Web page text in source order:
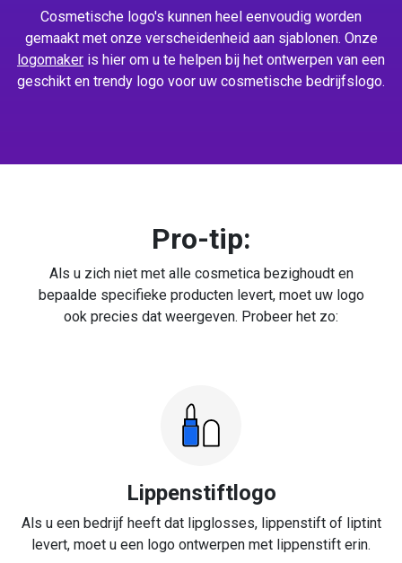
Cosmetische logo's kunnen heel eenvoudig worden
gemaakt met onze verscheidenheid aan sjablonen. Onze
logomaker is hier om u te helpen bij het ontwerpen van een
geschikt en trendy logo voor uw cosmetische bedrijfslogo.
Pro-tip:
Als u zich niet met alle cosmetica bezighoudt en
bepaalde specifieke producten levert, moet uw logo
ook precies dat weergeven. Probeer het zo:
Lippenstiftlogo
Als u een bedrijf heeft dat lipglosses, lippenstift of liptint
levert, moet u een logo ontwerpen met lippenstift erin.